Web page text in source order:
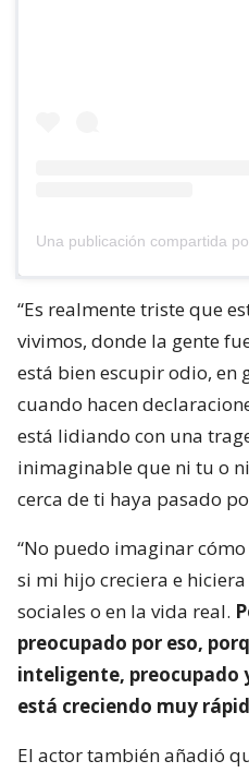
“Es realmente triste que
vivimos, donde la gente
está bien escupir odio, en
cuando hacen
está lidiando con una
inimaginable que ni tu o
cerca de ti haya pasado
“No puedo imaginar
si mi hijo creciera e
sociales o en la vida real.
preocupado por eso,
inteligente, preocupado
está creciendo muy
El actor también añadió